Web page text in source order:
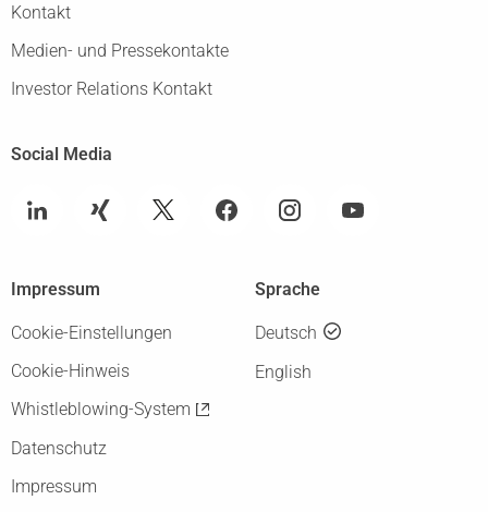
Kontakt
Medien- und Pressekontakte
Investor Relations Kontakt
Social Media
Sprache
Deutsch
English
Impressum
Cookie-Einstellungen
Cookie-Hinweis
Whistleblowing-System
Datenschutz
Impressum